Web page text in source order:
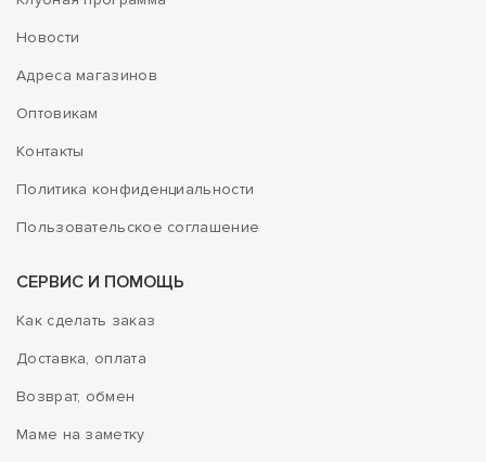
Новости
Адреса магазинов
Оптовикам
Контакты
Политика конфиденциальности
Пользовательское соглашение
СЕРВИС И ПОМОЩЬ
Как сделать заказ
Доставка, оплата
Возврат, обмен
Маме на заметку